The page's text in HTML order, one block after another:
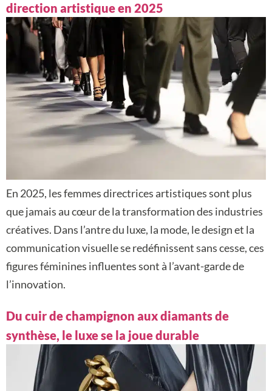
direction artistique en 2025
En 2025, les femmes directrices artistiques sont plus
que jamais au cœur de la transformation des industries
créatives. Dans l’antre du luxe, la mode, le design et la
communication visuelle se redéfinissent sans cesse, ces
figures féminines influentes sont à l’avant-garde de
l’innovation.
Du cuir de champignon aux diamants de
synthèse, le luxe se la joue durable